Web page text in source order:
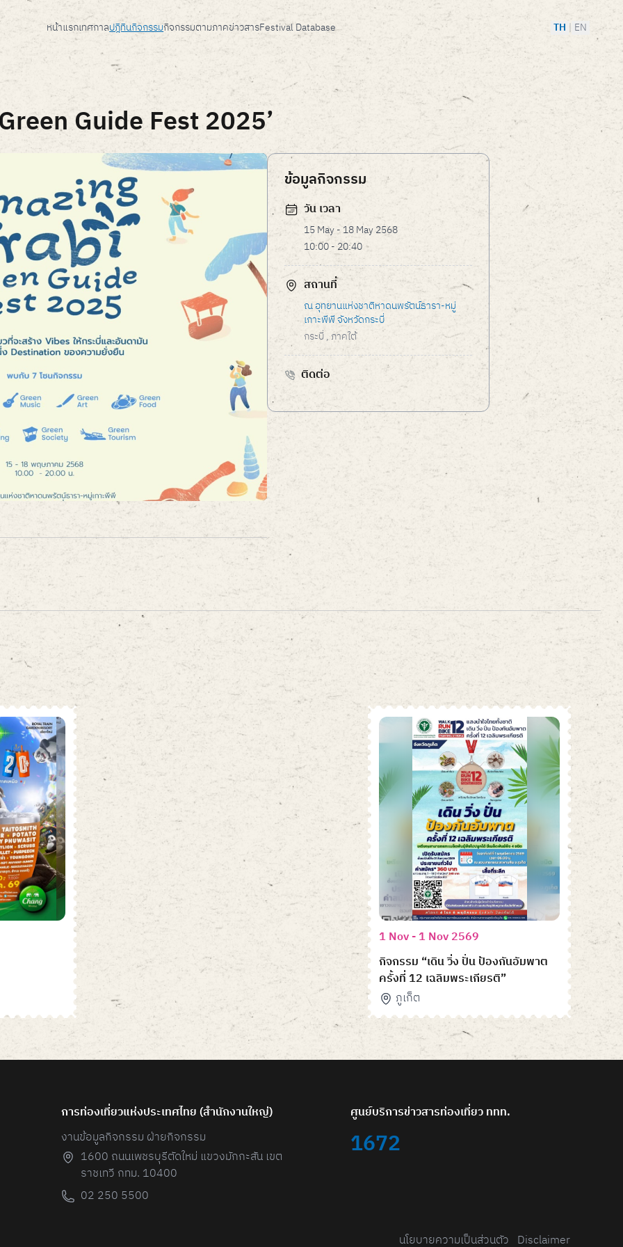
หน้าแรกเทศกาลปฎิทินกิจกรรมกิจกรรมตามภาคข่าวสารFestival Database TH | EN
Guide Fest 2025’
ข้อมูลกิจกรรม
วัน เวลา
15 May - 18 May 2568
10:00 - 20:40
สถานที่
ณ อุทยานแห่งชาติหาดนพรัตน์ธารา-หมู่
เกาะพีพี จังหวัดกระบี่
กระบี่, ภาคใต้
ติดต่อ
1 Nov - 1 Nov 2569
กิจกรรม “เดิน วิ่ง ปั่น ป้องกันอัมพาต
ครั้งที่ 12 เฉลิมพระเกียรติ”
ภูเก็ต
การท่องเที่ยวแห่งประเทศไทย (สํานักงานใหญ่)
งานข้อมูลกิจกรรม ฝ่ายกิจกรรม
1600 ถนนเพชรบุรีตัดใหม่ แขวงมักกะสัน เขต
ราชเทวี กทม. 10400
02 250 5500
ศูนย์บริการข่าวสารท่องเที่ยว ททท.
1672
นโยบายความเป็นส่วนตัว Disclaimer